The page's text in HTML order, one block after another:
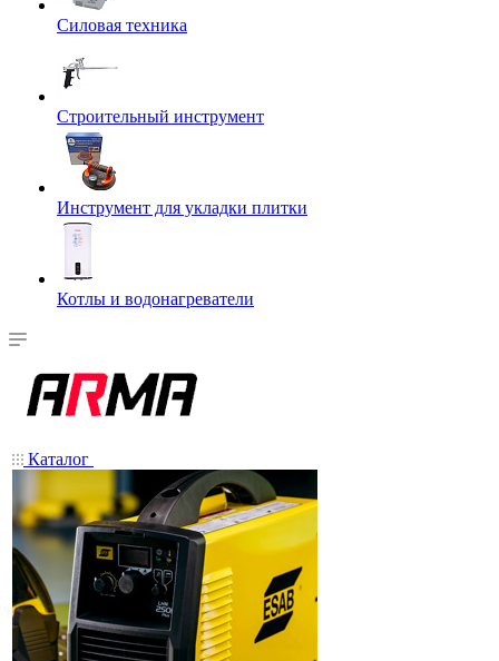
Силовая техника
Строительный инструмент
Инструмент для укладки плитки
Котлы и водонагреватели
Каталог